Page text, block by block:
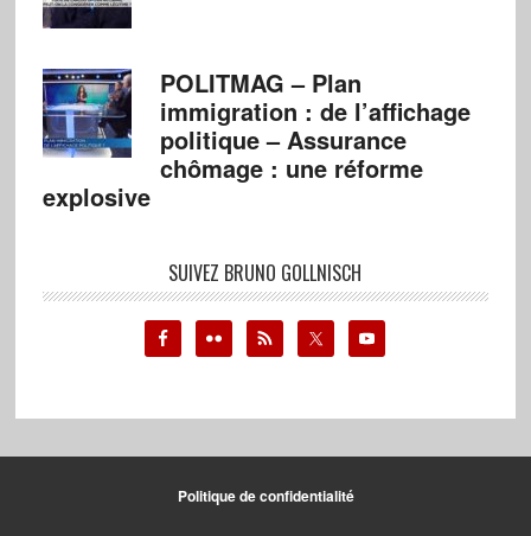
POLITMAG – Plan
immigration : de l’affichage
politique – Assurance
chômage : une réforme
explosive
SUIVEZ BRUNO GOLLNISCH
Politique de confidentialité